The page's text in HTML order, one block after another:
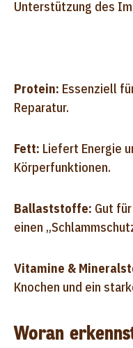
Unterstützung des
Protein: Essenziell
Reparatur.
Fett: Liefert Energie
Körperfunktionen.
Ballaststoffe: Gut
einen
Vitamine &
Knochen und ein
Woran